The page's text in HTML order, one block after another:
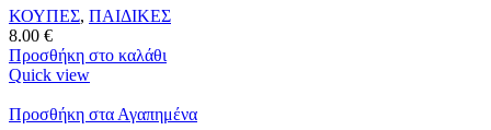
ΚΟΥΠΕΣ, ΠΑΙΔΙΚΕΣ
8.00 €
Προσθήκη στο καλάθι
Quick view
Προσθήκη στα Αγαπημένα